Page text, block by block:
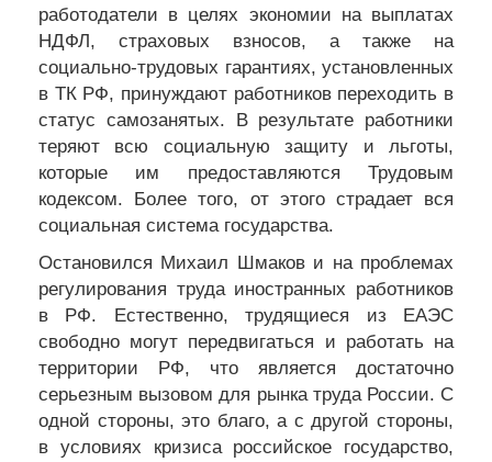
работодатели в целях экономии на выплатах
НДФЛ, страховых взносов, а также на
социально-трудовых гарантиях, установленных
в ТК РФ, принуждают работников переходить в
статус самозанятых. В результате работники
теряют всю социальную защиту и льготы,
которые им предоставляются Трудовым
кодексом. Более того, от этого страдает вся
социальная система государства.
Остановился Михаил Шмаков и на проблемах
регулирования труда иностранных работников
в РФ. Естественно, трудящиеся из ЕАЭС
свободно могут передвигаться и работать на
территории РФ, что является достаточно
серьезным вызовом для рынка труда России. С
одной стороны, это благо, а с другой стороны,
в условиях кризиса российское государство,